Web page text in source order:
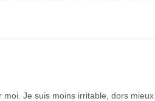
Je suis moins irritable, dors